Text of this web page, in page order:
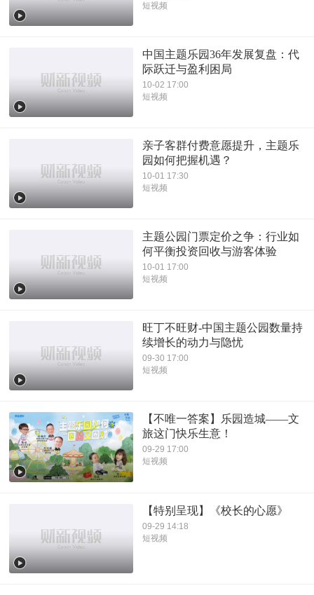
短视频
中国主题乐园36年发展复盘：代
际跃迁与盈利困局
10-02 17:00
短视频
亲子客群付费意愿提升，主题乐
园如何把握机遇？
10-01 17:30
短视频
主题公园门票定价之争：行业如
何平衡投资回收与游客体验
10-01 17:00
短视频
旺丁不旺财-中国主题公园数量持
续增长的动力与隐忧
09-30 17:00
短视频
【不唯一答案】乐园造城——文
旅这门快乐生意！
09-29 17:00
短视频
【特别呈现】《校长的心愿》
09-29 14:18
短视频